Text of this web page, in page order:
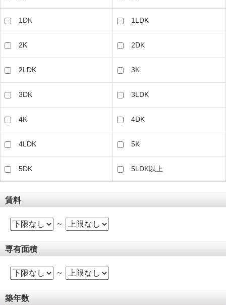
1DK 1LDK
2K 2DK
2LDK 3K
3DK 3LDK
4K 4DK
4LDK 5K
5DK 5LDK以上
賃料
～
専有面積
～
築年数